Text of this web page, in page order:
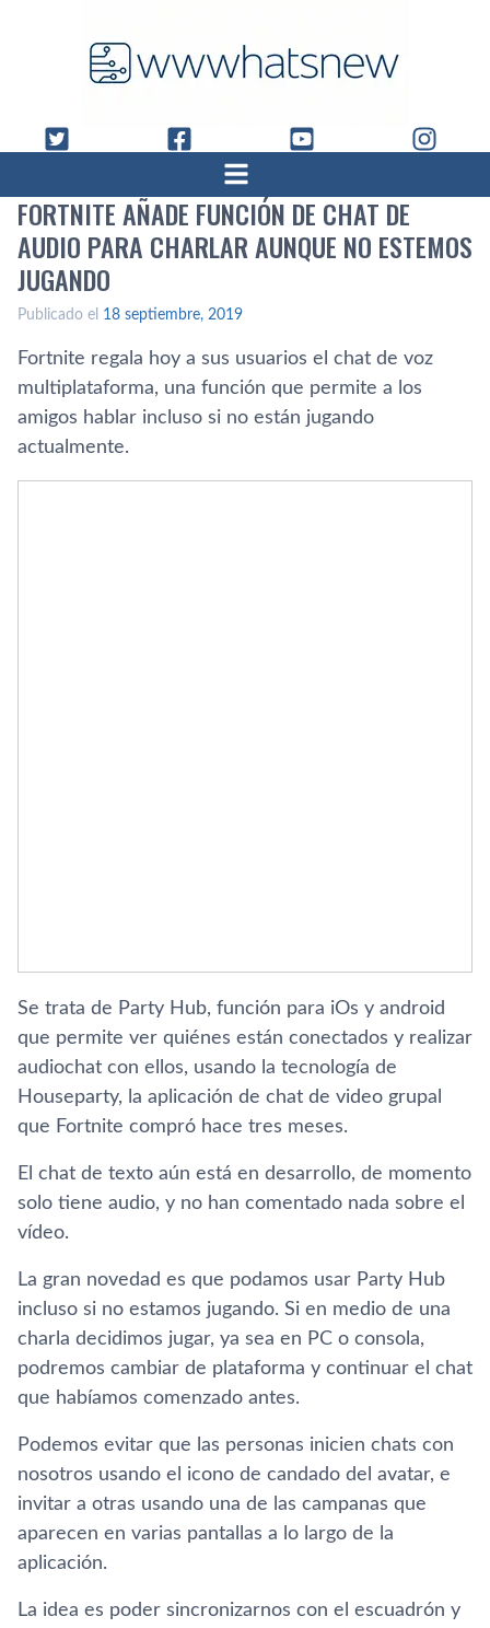
FORTNITE AÑADE FUNCIÓN DE CHAT DE
AUDIO PARA CHARLAR AUNQUE NO ESTEMOS
JUGANDO
Publicado el 18 septiembre, 2019
Fortnite regala hoy a sus usuarios el chat de voz
multiplataforma, una función que permite a los
amigos hablar incluso si no están jugando
actualmente.
Se trata de Party Hub, función para iOs y android
que permite ver quiénes están conectados y realizar
audiochat con ellos, usando la tecnología de
Houseparty, la aplicación de chat de video grupal
que Fortnite compró hace tres meses.
El chat de texto aún está en desarrollo, de momento
solo tiene audio, y no han comentado nada sobre el
vídeo.
La gran novedad es que podamos usar Party Hub
incluso si no estamos jugando. Si en medio de una
charla decidimos jugar, ya sea en PC o consola,
podremos cambiar de plataforma y continuar el chat
que habíamos comenzado antes.
Podemos evitar que las personas inicien chats con
nosotros usando el icono de candado del avatar, e
invitar a otras usando una de las campanas que
aparecen en varias pantallas a lo largo de la
aplicación.
La idea es poder sincronizarnos con el escuadrón y